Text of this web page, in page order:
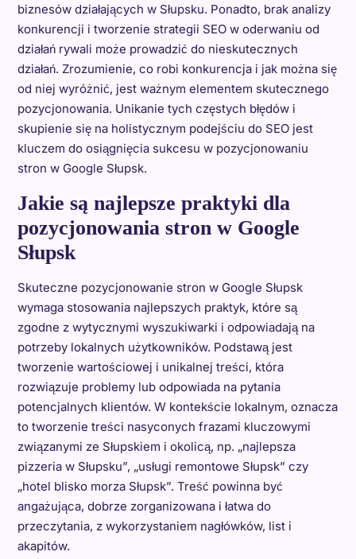
biznesów działających w Słupsku. Ponadto, brak analizy
konkurencji i tworzenie strategii SEO w oderwaniu od
działań rywali może prowadzić do nieskutecznych
działań. Zrozumienie, co robi konkurencja i jak można się
od niej wyróżnić, jest ważnym elementem skutecznego
pozycjonowania. Unikanie tych częstych błędów i
skupienie się na holistycznym podejściu do SEO jest
kluczem do osiągnięcia sukcesu w pozycjonowaniu
stron w Google Słupsk.
Jakie są najlepsze praktyki dla
pozycjonowania stron w Google
Słupsk
Skuteczne pozycjonowanie stron w Google Słupsk
wymaga stosowania najlepszych praktyk, które są
zgodne z wytycznymi wyszukiwarki i odpowiadają na
potrzeby lokalnych użytkowników. Podstawą jest
tworzenie wartościowej i unikalnej treści, która
rozwiązuje problemy lub odpowiada na pytania
potencjalnych klientów. W kontekście lokalnym, oznacza
to tworzenie treści nasyconych frazami kluczowymi
związanymi ze Słupskiem i okolicą, np. „najlepsza
pizzeria w Słupsku”, „usługi remontowe Słupsk” czy
„hotel blisko morza Słupsk”. Treść powinna być
angażująca, dobrze zorganizowana i łatwa do
przeczytania, z wykorzystaniem nagłówków, list i
akapitów.